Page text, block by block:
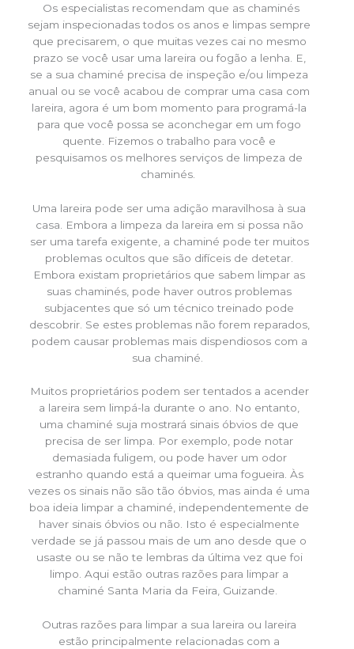
Os especialistas recomendam que as chaminés
sejam inspecionadas todos os anos e limpas sempre
que precisarem, o que muitas vezes cai no mesmo
prazo se você usar uma lareira ou fogão a lenha. E,
se a sua chaminé precisa de inspeção e/ou limpeza
anual ou se você acabou de comprar uma casa com
lareira, agora é um bom momento para programá-la
para que você possa se aconchegar em um fogo
quente. Fizemos o trabalho para você e
pesquisamos os melhores serviços de limpeza de
chaminés.
Uma lareira pode ser uma adição maravilhosa à sua
casa. Embora a limpeza da lareira em si possa não
ser uma tarefa exigente, a chaminé pode ter muitos
problemas ocultos que são difíceis de detetar.
Embora existam proprietários que sabem limpar as
suas chaminés, pode haver outros problemas
subjacentes que só um técnico treinado pode
descobrir. Se estes problemas não forem reparados,
podem causar problemas mais dispendiosos com a
sua chaminé.
Muitos proprietários podem ser tentados a acender
a lareira sem limpá-la durante o ano. No entanto,
uma chaminé suja mostrará sinais óbvios de que
precisa de ser limpa. Por exemplo, pode notar
demasiada fuligem, ou pode haver um odor
estranho quando está a queimar uma fogueira. Às
vezes os sinais não são tão óbvios, mas ainda é uma
boa ideia limpar a chaminé, independentemente de
haver sinais óbvios ou não. Isto é especialmente
verdade se já passou mais de um ano desde que o
usaste ou se não te lembras da última vez que foi
limpo. Aqui estão outras razões para limpar a
chaminé Santa Maria da Feira, Guizande.
Outras razões para limpar a sua lareira ou lareira
estão principalmente relacionadas com a